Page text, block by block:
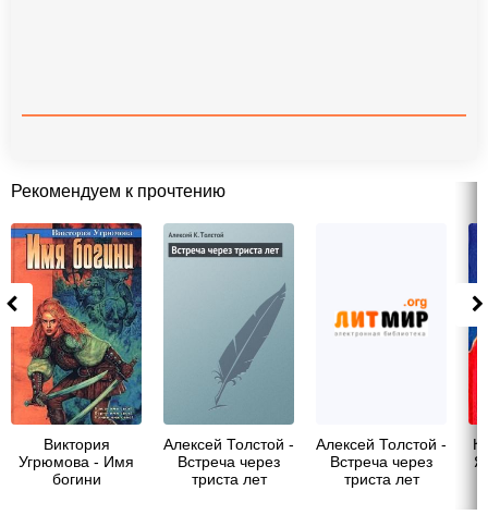
Рекомендуем к прочтению
Виктория
Угрюмова - Имя
богини
Алексей Толстой -
Встреча через
триста лет
Алексей Толстой -
Встреча через
триста лет